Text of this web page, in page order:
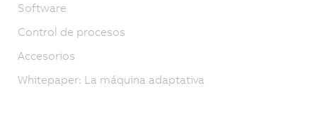
Software
Control de procesos
Accesorios
Whitepaper: La máquina adaptativa